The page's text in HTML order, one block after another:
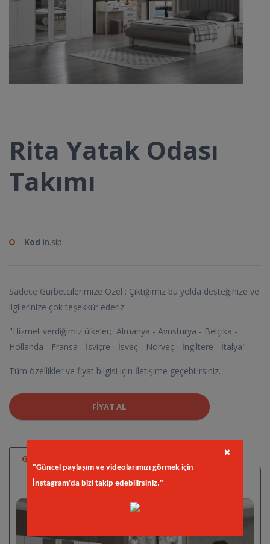
Rita Yatak Odası
Takımı
Kod in.sip
Sadece Gurbetcilerimize Özel : Çıktığımız bu yolda desteğinize ve
ilgilerinize çok teşekkür ederiz.
"Hizmet verdiğimiz ülkeler; Almanya - Avusturya - Belçika -
Hollanda - Fransa - İsviçre - İsveç - Norveç - İngiltere - İtalya"
Tüm özellikler ve fiyat bilgisi için İletişime geçebilirsiniz.
FIYAT AL
Galeri
"Güncel paylaşım ve videolarımızı görmek için
İnstagram'da bizi takip edebilirsiniz."
✖